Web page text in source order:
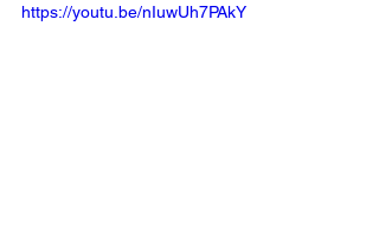
https://youtu.be/nIuwUh7PAkY